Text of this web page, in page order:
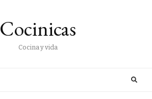
Cocinicas
Cocina y vida